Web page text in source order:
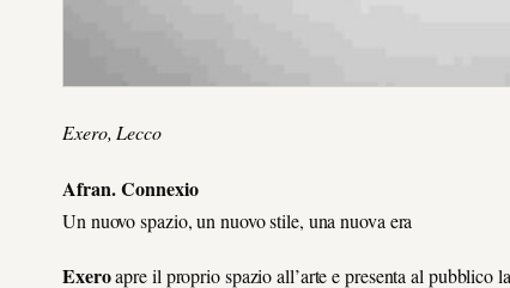
Exero, Lecco
Afran. Connexio
Un nuovo spazio, un nuovo stile, una nuova era
Exeroapre il proprio spazio all’arte e presenta al pubblico